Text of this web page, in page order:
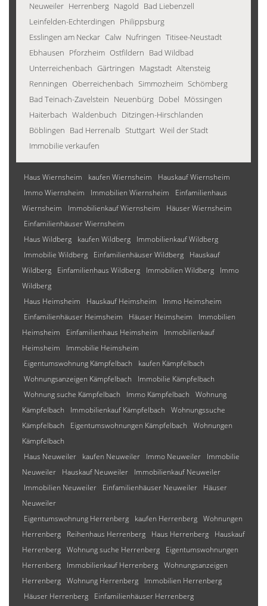
Neuweiler Herrenberg Nagold Bad Liebenzell
Leinfelden-Echterdingen Philippsburg
Esslingen am Neckar Calw Nufringen Titisee-Neustadt
Ebhausen Pforzheim Ostfildern Bad Wildbad
Unterreichenbach Gärtringen Magstadt Altensteig
Renningen Oberreichenbach Simmozheim Schömberg
Bad Teinach-Zavelstein Neuenbürg Dobel Mössingen
Haiterbach Waldenbuch Ditzingen-Hirschlanden
Böblingen Bad Herrenalb Stuttgart Weil der Stadt
Immobilie verkaufen
Haus Wiernsheim kaufen Wiernsheim
Hauskauf Wiernsheim
Immo Wiernsheim
Immobilien Wiernsheim
Einfamilienhaus
Wiernsheim
Immobilienkauf Wiernsheim
Häuser Wiernsheim
Einfamilienhäuser Wiernsheim
Haus Wildberg
kaufen Wildberg
Immobilienkauf Wildberg
Immobilie Wildberg
Einfamilienhäuser Wildberg
Hauskauf
Wildberg
Einfamilienhaus Wildberg Immobilien Wildberg
Immo
Wildberg
Haus Heimsheim
Hauskauf Heimsheim
Immo Heimsheim
Einfamilienhäuser Heimsheim
Häuser Heimsheim
Immobilien
Heimsheim
Einfamilienhaus Heimsheim
Immobilienkauf
Heimsheim
Immobilie Heimsheim
Eigentumswohnung Kämpfelbach
kaufen Kämpfelbach
Wohnungsanzeigen Kämpfelbach
Immobilie Kämpfelbach
Wohnung suche Kämpfelbach
Immo Kämpfelbach
Wohnung
Kämpfelbach
Immobilienkauf Kämpfelbach
Wohnungssuche
Kämpfelbach
Eigentumswohnungen Kämpfelbach
Wohnungen
Kämpfelbach
Haus Neuweiler
kaufen Neuweiler Immo Neuweiler
Immobilie
Neuweiler
Hauskauf Neuweiler
Immobilienkauf Neuweiler
Immobilien Neuweiler
Einfamilienhäuser Neuweiler
Häuser
Neuweiler
Eigentumswohnung Herrenberg
kaufen Herrenberg Wohnungen
Herrenberg
Reihenhaus Herrenberg Haus Herrenberg
Hauskauf
Herrenberg Wohnung suche Herrenberg
Eigentumswohnungen
Herrenberg
Immobilienkauf Herrenberg Wohnungsanzeigen
Herrenberg Wohnung Herrenberg
Immobilien Herrenberg
Häuser Herrenberg
Einfamilienhäuser Herrenberg